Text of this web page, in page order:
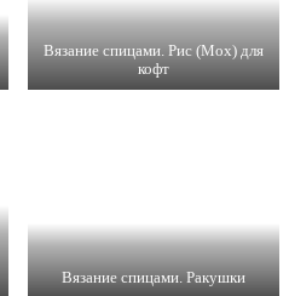
Вязание спицами. Рис (Мох) для
кофт
Вязание спицами. Ракушки